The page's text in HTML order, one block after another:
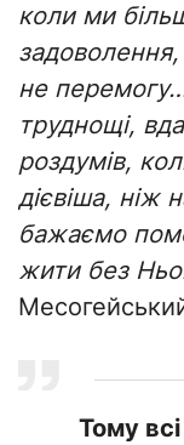
коли ми
не
труднощі,
роздумів,
дієвіша, ніж
бажаємо
жити без
Тому